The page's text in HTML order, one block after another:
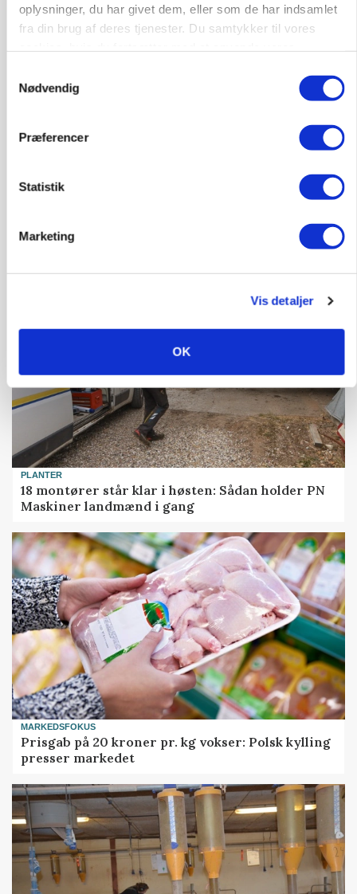
oplysninger, du har givet dem, eller som de har indsamlet
fra din brug af deres tjenester. Du samtykker til vores
Nødvendig
Præferencer
Statistik
Marketing
Vis detaljer
OK
Kalve
6392, Bolderslev 03. aug.
Leder til klimastald
03. aug.
PLANTER
18 montører står klar i høsten: Sådan holder PN
Maskiner landmænd i gang
MARKEDSFOKUS
Prisgab på 20 kroner pr. kg vokser: Polsk kylling
presser markedet